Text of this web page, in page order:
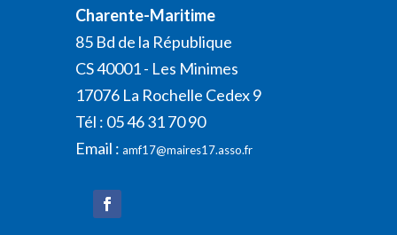
Charente-Maritime
85 Bd de la République
CS 40001 - Les Minimes
17076 La Rochelle Cedex 9
Tél : 05 46 31 70 90
Email : amf17@maires17.asso.fr